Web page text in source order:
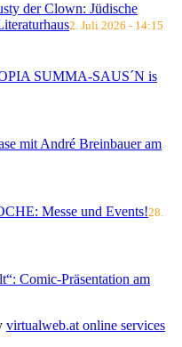
der Clown: Jüdische
2. Juli 2026 - 14:15
SUMMA-SAUS´N is
mit André Breinbauer am
Messe und Events!28.
Comic-Präsentation am
virtualweb.at online services